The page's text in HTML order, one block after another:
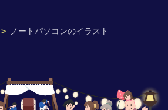
> ノートパソコンのイラスト